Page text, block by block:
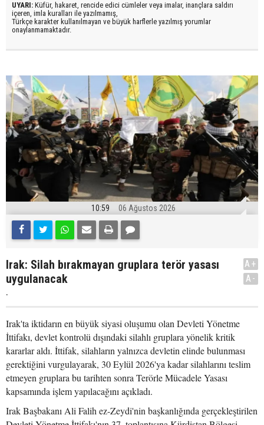
UYARI: Küfür, hakaret, rencide edici cümleler veya imalar, inançlara saldırı
içeren, imla kuralları ile yazılmamış,
Türkçe karakter kullanılmayan ve büyük harflerle yazılmış yorumlar
onaylanmamaktadır.
10:59 06 Ağustos 2026
Irak: Silah bırakmayan gruplara terör yasası
uygulanacak
.
A+
A-
Irak'ta iktidarın en büyük siyasi oluşumu olan Devleti Yönetme
İttifakı, devlet kontrolü dışındaki silahlı gruplara yönelik kritik
kararlar aldı. İttifak, silahların yalnızca devletin elinde bulunması
gerektiğini vurgulayarak, 30 Eylül 2026'ya kadar silahlarını teslim
etmeyen gruplara bu tarihten sonra Terörle Mücadele Yasası
kapsamında işlem yapılacağını açıkladı.
Irak Başbakanı Ali Falih ez-Zeydi'nin başkanlığında gerçekleştirilen